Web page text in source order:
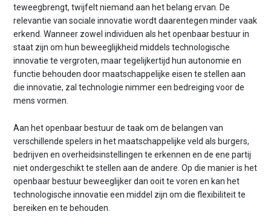
teweegbrengt, twijfelt niemand aan het belang ervan. De
relevantie van sociale innovatie wordt daarentegen minder vaak
erkend. Wanneer zowel individuen als het openbaar bestuur in
staat zijn om hun beweeglijkheid middels technologische
innovatie te vergroten, maar tegelijkertijd hun autonomie en
functie behouden door maatschappelijke eisen te stellen aan
die innovatie, zal technologie nimmer een bedreiging voor de
mens vormen.
Aan het openbaar bestuur de taak om de belangen van
verschillende spelers in het maatschappelijke veld als burgers,
bedrijven en overheidsinstellingen te erkennen en de ene partij
niet ondergeschikt te stellen aan de andere. Op die manier is het
openbaar bestuur beweeglijker dan ooit te voren en kan het
technologische innovatie een middel zijn om die flexibiliteit te
bereiken en te behouden.